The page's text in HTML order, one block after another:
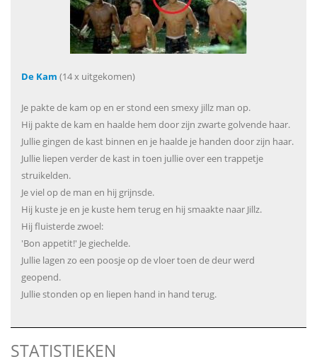
De Kam (14 x uitgekomen)
Je pakte de kam op en er stond een smexy jillz man op.
Hij pakte de kam en haalde hem door zijn zwarte golvende haar.
Jullie gingen de kast binnen en je haalde je handen door zijn haar.
Jullie liepen verder de kast in toen jullie over een trappetje
struikelden.
Je viel op de man en hij grijnsde.
Hij kuste je en je kuste hem terug en hij smaakte naar Jillz.
Hij fluisterde zwoel:
'Bon appetit!' Je giechelde.
Jullie lagen zo een poosje op de vloer toen de deur werd
geopend.
Jullie stonden op en liepen hand in hand terug.
STATISTIEKEN